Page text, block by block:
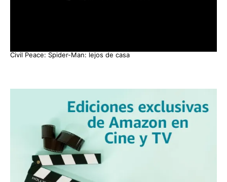
Civil Peace: Spider-Man: lejos de casa